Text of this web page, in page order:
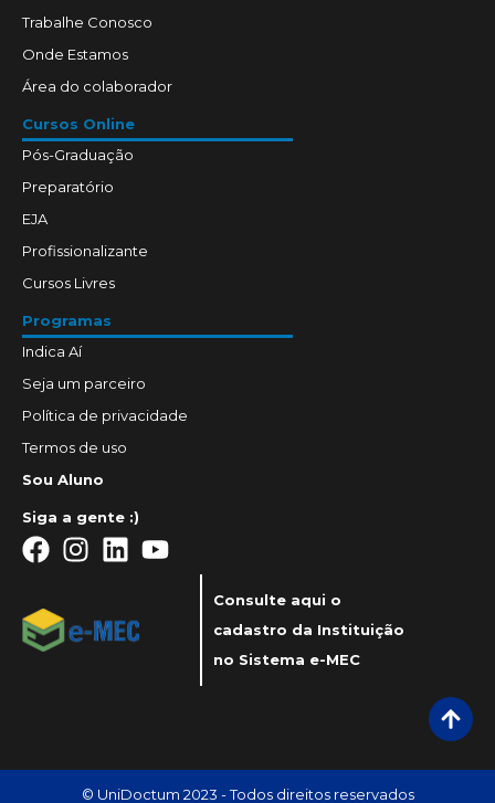
Trabalhe Conosco
Onde Estamos
Área do colaborador
Cursos Online
Pós-Graduação
Preparatório
EJA
Profissionalizante
Cursos Livres
Programas
Indica Aí
Seja um parceiro
Política de privacidade
Termos de uso
Sou Aluno
Siga a gente :)
Consulte aqui o
cadastro da Instituição
no Sistema e-MEC
© UniDoctum 2023 - Todos direitos reservados